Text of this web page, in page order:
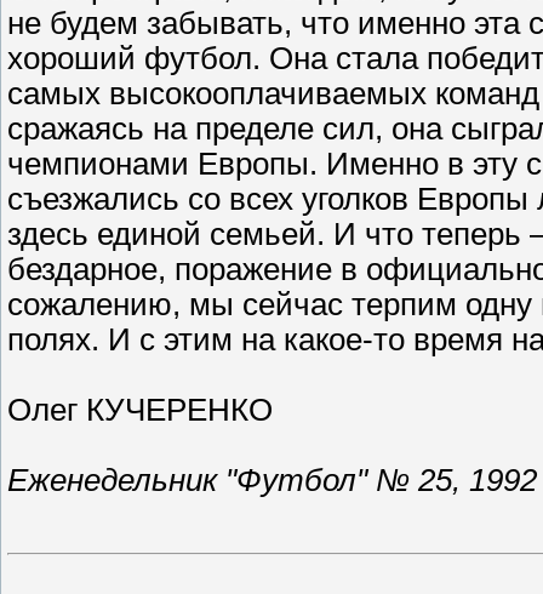
не будем забывать, что именно эта
хороший футбол. Она стала
самых высокооплачиваемых
сражаясь на пределе сил, она
чемпионами Европы. Именно в эту
съезжались со всех уголков
здесь единой семьей. И что теперь
бездарное, поражение в
сожалению, мы сейчас терпим одну
полях. И с этим на какое-то время
Олег КУЧЕРЕНКО
Еженедельник "Футбол" № 25, 1992